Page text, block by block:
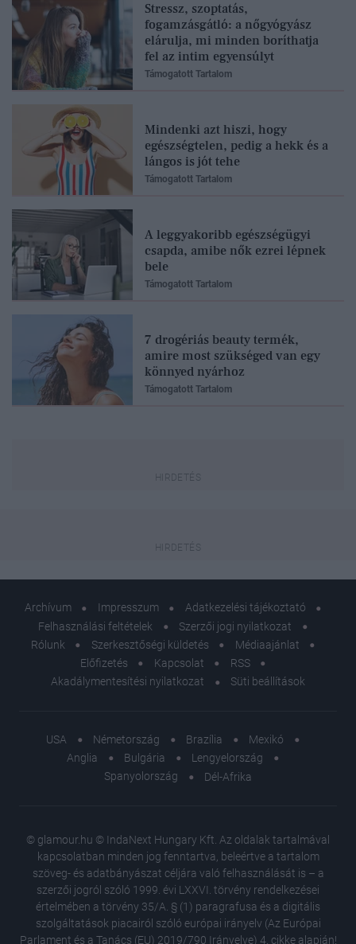
Stressz, szoptatás,
fogamzásgátló: a nőgyógyász
elárulja, mi minden boríthatja
fel az intim egyensúlyt
Támogatott Tartalom
Mindenki azt hiszi, hogy
egészségtelen, pedig a hekk és a
lángos is jót tehe
Támogatott Tartalom
A leggyakoribb egészségügyi
csapda, amibe nők ezrei lépnek
bele
Támogatott Tartalom
7 drogériás beauty termék,
amire most szükséged van egy
könnyed nyárhoz
Támogatott Tartalom
Archívum Impresszum
Adatkezelési tájékoztató
Felhasználási feltételek
Szerzői jogi nyilatkozat
Rólunk
Szerkesztőségi küldetés
Médiaajánlat
Előfizetés
Kapcsolat
RSS
Akadálymentesítési nyilatkozat
Süti beállítások
USA Németország Brazília
Mexikó
Anglia
Bulgária
Lengyelország
Spanyolország
Dél-Afrika
© glamour.hu © IndaNext Hungary Kft. Az oldalak tartalmával
kapcsolatban minden jog fenntartva, beleértve a tartalom
szöveg- és adatbányászat céljára való felhasználását is – a
szerzői jogról szóló 1999. évi LXXVI. törvény rendelkezései
értelmében a törvény 35/A. § (1) paragrafusa és a digitális
szolgáltatások piacairól szóló európai irányelv (Az Európai
Parlament és a Tanács (EU) 2019/790 Irányelve) 4. cikke alapján!